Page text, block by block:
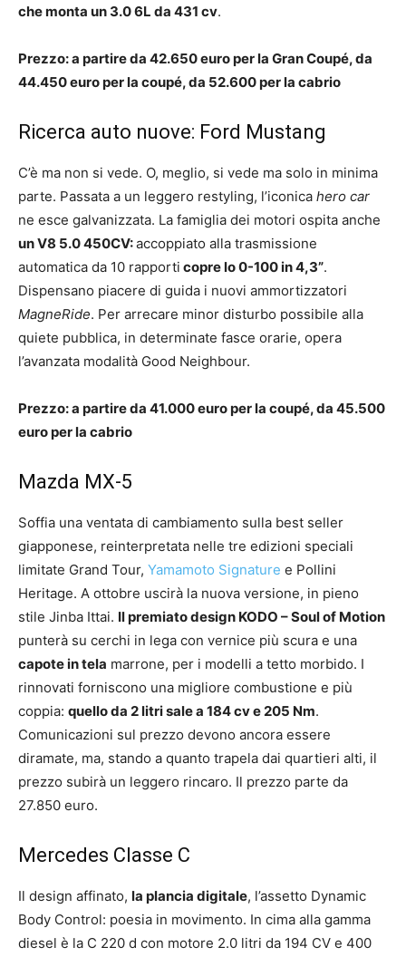
che monta un 3.0 6L da 431 cv.
Prezzo: a partire da 42.650 euro per la Gran Coupé, da
44.450 euro per la coupé, da 52.600 per la cabrio
Ricerca auto nuove: Ford Mustang
C’è ma non si vede. O, meglio, si vede ma solo in minima
parte. Passata a un leggero restyling, l’iconica hero car
ne esce galvanizzata. La famiglia dei motori ospita anche
un V8 5.0 450CV:accoppiato alla trasmissione
automatica da 10 rapporti copre lo 0-100 in 4,3”.
Dispensano piacere di guida i nuovi ammortizzatori
MagneRide. Per arrecare minor disturbo possibile alla
quiete pubblica, in determinate fasce orarie, opera
l’avanzata modalità Good Neighbour.
Prezzo: a partire da 41.000 euro per la coupé, da 45.500
euro per la cabrio
Mazda MX-5
Soffia una ventata di cambiamento sulla best seller
giapponese, reinterpretata nelle tre edizioni speciali
limitate Grand Tour, Yamamoto Signature e Pollini
Heritage. A ottobre uscirà la nuova versione, in pieno
stile Jinba Ittai. Il premiato design KODO – Soul of Motion
punterà su cerchi in lega con vernice più scura e una
capote in tela marrone, per i modelli a tetto morbido. I
rinnovati forniscono una migliore combustione e più
coppia: quello da 2 litri sale a 184 cv e 205 Nm.
Comunicazioni sul prezzo devono ancora essere
diramate, ma, stando a quanto trapela dai quartieri alti, il
prezzo subirà un leggero rincaro. Il prezzo parte da
27.850 euro.
Mercedes Classe C
Il design affinato, la plancia digitale, l’assetto Dynamic
Body Control: poesia in movimento. In cima alla gamma
diesel è la C 220 d con motore 2.0 litri da 194 CV e 400